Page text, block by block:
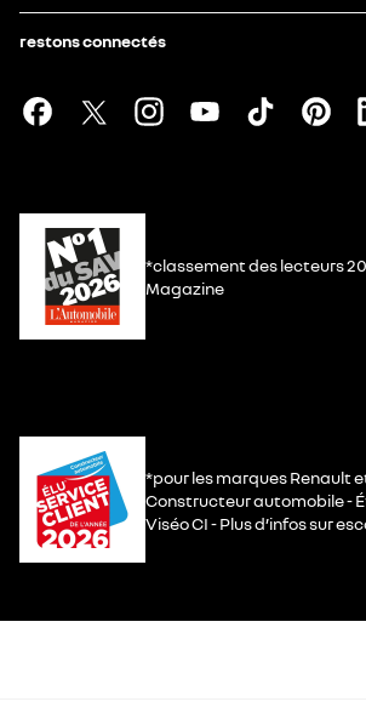
restons connectés
*classement des lecteurs
Magazine
*pour les marques Renault
Constructeur automobile -
Viséo CI - Plus d’infos sur